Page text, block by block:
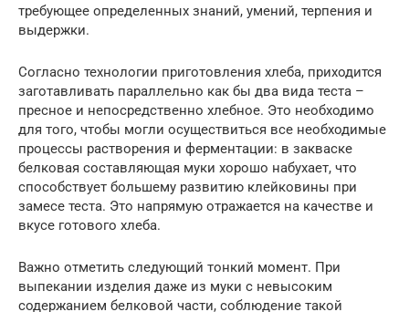
требующее определенных знаний, умений, терпения и
выдержки.
Согласно технологии приготовления хлеба, приходится
заготавливать параллельно как бы два вида теста –
пресное и непосредственно хлебное. Это необходимо
для того, чтобы могли осуществиться все необходимые
процессы растворения и ферментации: в закваске
белковая составляющая муки хорошо набухает, что
способствует большему развитию клейковины при
замесе теста. Это напрямую отражается на качестве и
вкусе готового хлеба.
Важно отметить следующий тонкий момент. При
выпекании изделия даже из муки с невысоким
содержанием белковой части, соблюдение такой